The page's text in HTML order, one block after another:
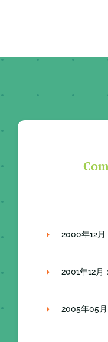
2000年12月
2001年12月
2005年05